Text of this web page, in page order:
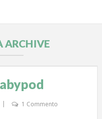
ARCHIVE
1 Commento